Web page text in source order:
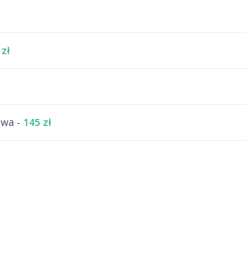
- 145 zł